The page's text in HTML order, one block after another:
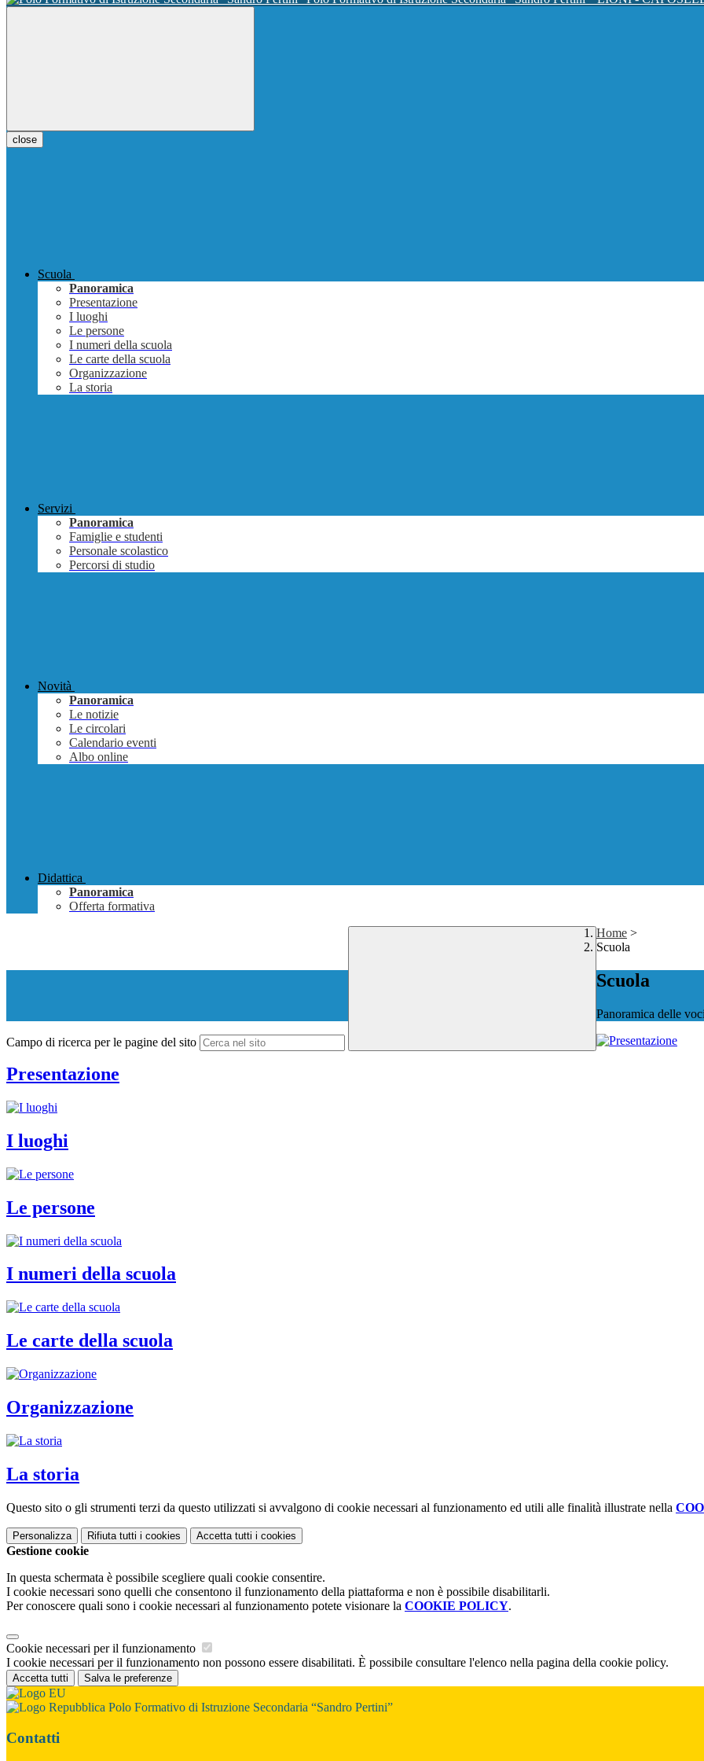
close
Scuola
Panoramica
Presentazione
I luoghi
Le persone
I numeri della scuola
Le carte della scuola
Organizzazione
La storia
Servizi
Panoramica
Famiglie e studenti
Personale scolastico
Percorsi di studio
Novità
Panoramica
Le notizie
Le circolari
Calendario eventi
Albo online
Didattica
Panoramica
Offerta formativa
Campo di ricerca per le pagine del sito
Home >
Scuola
Scuola
Panoramica delle
Presentazione
I luoghi
Le persone
I numeri della scuola
Le carte della scuola
Organizzazione
La storia
Questo sito o gli strumenti terzi da questo utilizzati si avvalgono di cookie necessari al funzionamento ed utili alle finalità illustrate nella
Personalizza Rifiuta tutti i cookies Accetta tutti i cookies
Gestione cookie
In questa schermata è possibile scegliere quali cookie consentire.
I cookie necessari sono quelli che consentono il funzionamento della piattaforma e non è possibile disabilitarli.
Per conoscere quali sono i cookie necessari al funzionamento potete visionare la COOKIE POLICY.
Cookie necessari per il funzionamento
I cookie necessari per il funzionamento non possono essere disabilitati. È possibile consultare l'elenco nella pagina della cookie policy.
Accetta tutti Salva le preferenze
Polo Formativo di Istruzione Secondaria “Sandro Pertini”
Contatti